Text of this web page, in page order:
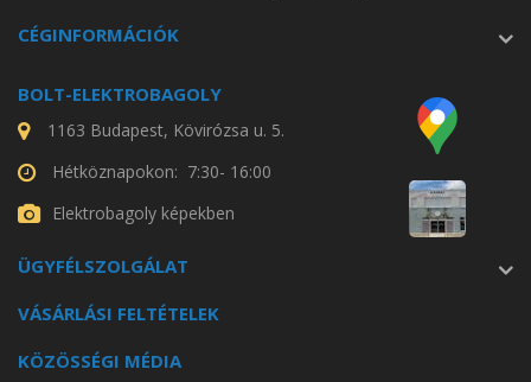
CÉGINFORMÁCIÓK
BOLT-ELEKTROBAGOLY
1163 Budapest, Kövirózsa u. 5.
Hétköznapokon: 7:30- 16:00
Elektrobagoly képekben
ÜGYFÉLSZOLGÁLAT
VÁSÁRLÁSI FELTÉTELEK
KÖZÖSSÉGI MÉDIA